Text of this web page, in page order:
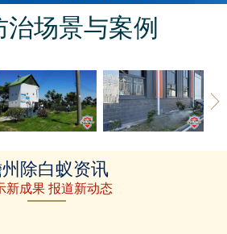
场景与案例
儋州草地除
白蚁
儋州建筑白
除白蚁资讯
新成果 报道新动态